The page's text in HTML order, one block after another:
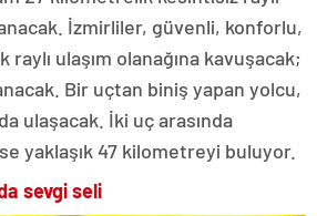
İzmirliler, güvenli, konforlu,
ulaşım olanağına kavuşacak;
Bir uçtan biniş yapan yolcu,
ulaşacak. İki uç arasında
yaklaşık 47 kilometreyi buluyor.
sevgi seli